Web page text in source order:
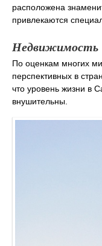
расположена
привлекаются
Недвижимость
По оценкам многих
перспективных в
что уровень жизни в
внушительны.